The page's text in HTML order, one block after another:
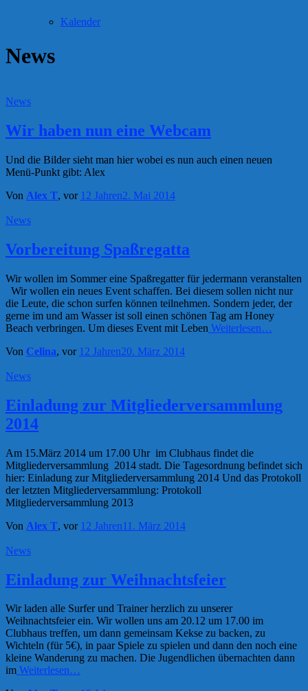
Kalender
News
News
Wir haben nun eine Webcam
Und die Bilder sieht man hier wobei es nun auch einen neuen
Menü-Punkt gibt: Alex
Von Alex T, vor 12 Jahren2. Mai 2014
News
Vorbereitung Spaßregatta
Wir wollen im Sommer eine Spaßregatter für jedermann veranstalten
Wir wollen ein neues Event schaffen. Bei diesem sollen nicht nur
die Leute, die schon surfen können teilnehmen. Sondern jeder, der
gerne im und am Wasser ist soll einen schönen Tag am Honey
Beach verbringen. Um dieses Event mit Leben Weiterlesen…
Von Celina, vor 12 Jahren20. März 2014
News
Einladung zur Mitgliederversammlung
2014
Am 15.März 2014 um 17.00 Uhr im Clubhaus findet die
Mitgliederversammlung 2014 stadt. Die Tagesordnung befindet sich
hier: Einladung zur Mitgliederversammlung 2014 Und das Protokoll
der letzten Mitgliederversammlung: Protokoll
Mitgliederversammlung 2013
Von Alex T, vor 12 Jahren11. März 2014
News
Einladung zur Weihnachtsfeier
Wir laden alle Surfer und Trainer herzlich zu unserer
Weihnachtsfeier ein. Wir wollen uns am 20.12 um 17.00 im
Clubhaus treffen, um dann gemeinsam Kekse zu backen, zu
Wichteln (für 5€), in paar Spiele zu spielen und dann den noch eine
kleine Wanderung zu machen. Die Jugendlichen übernachten dann
im Weiterlesen…